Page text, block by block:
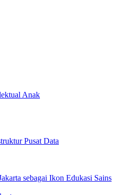
Anak
Pusat Data
sebagai Ikon Edukasi Sains